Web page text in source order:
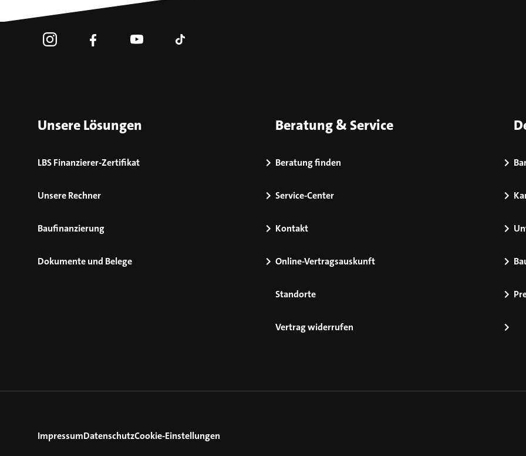
Unsere Lösungen
LBS Finanzierer-Zertifikat
Unsere Rechner
Baufinanzierung
Dokumente und Belege
Beratung & Service
Beratung finden
Service-Center
Kontakt
Online-Vertragsauskunft
Standorte
Vertrag widerrufen
ImpressumDatenschutzCookie-Einstellungen